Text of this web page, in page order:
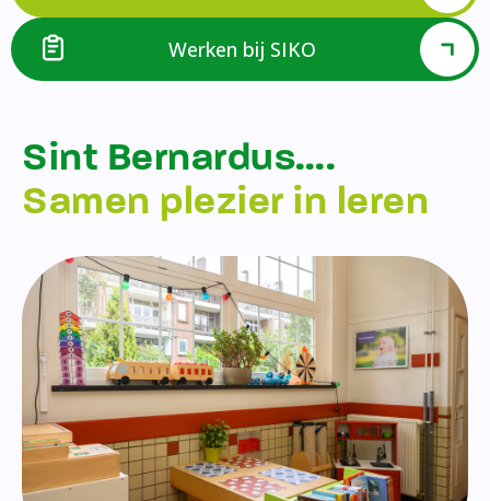
Werken bij SIKO
Sint Bernardus….
Samen plezier in leren